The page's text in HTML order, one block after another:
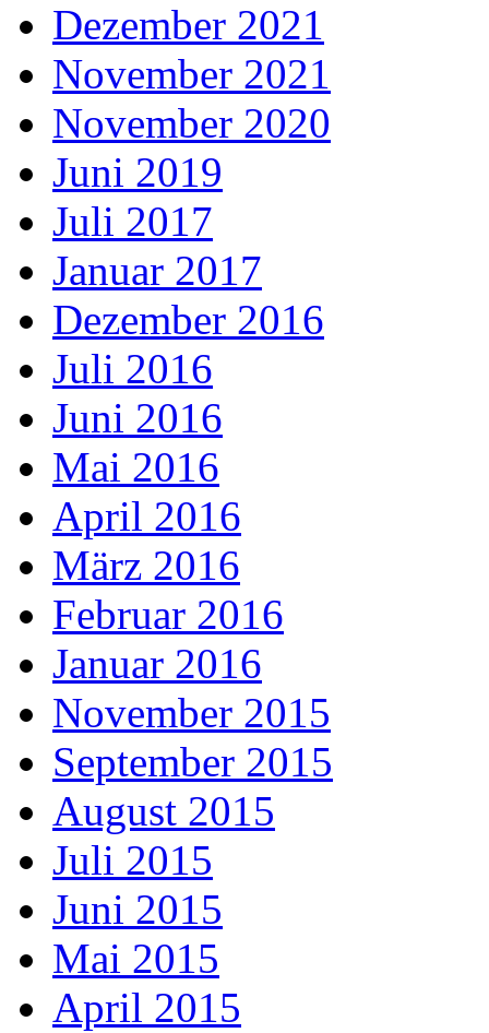
Dezember 2021
November 2021
November 2020
Juni 2019
Juli 2017
Januar 2017
Dezember 2016
Juli 2016
Juni 2016
Mai 2016
April 2016
März 2016
Februar 2016
Januar 2016
November 2015
September 2015
August 2015
Juli 2015
Juni 2015
Mai 2015
April 2015